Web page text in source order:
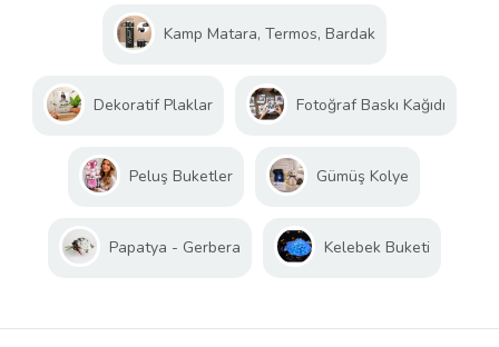
Kamp Matara, Termos, Bardak
Dekoratif Plaklar Fotoğraf Baskı Kağıdı
Peluş Buketler Gümüş Kolye
Papatya - Gerbera Kelebek Buketi